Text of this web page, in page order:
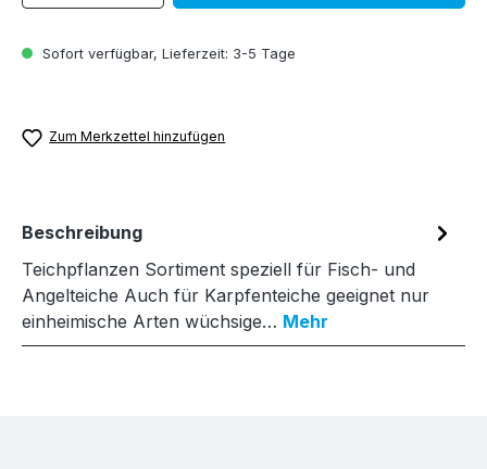
Sofort verfügbar, Lieferzeit: 3-5 Tage
Zum Merkzettel hinzufügen
Beschreibung
Teichpflanzen Sortiment speziell für Fisch- und
Angelteiche Auch für Karpfenteiche geeignet nur
einheimische Arten wüchsige… Mehr